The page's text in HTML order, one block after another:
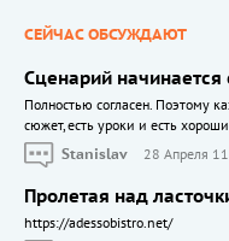
СЕЙЧАС ОБСУЖДАЮТ
Сценарий начинается
Полностью согласен. Поэтому
сюжет, есть уроки и есть
Stanislav
28 Апреля
Пролетая над
https://adessobistro.net/